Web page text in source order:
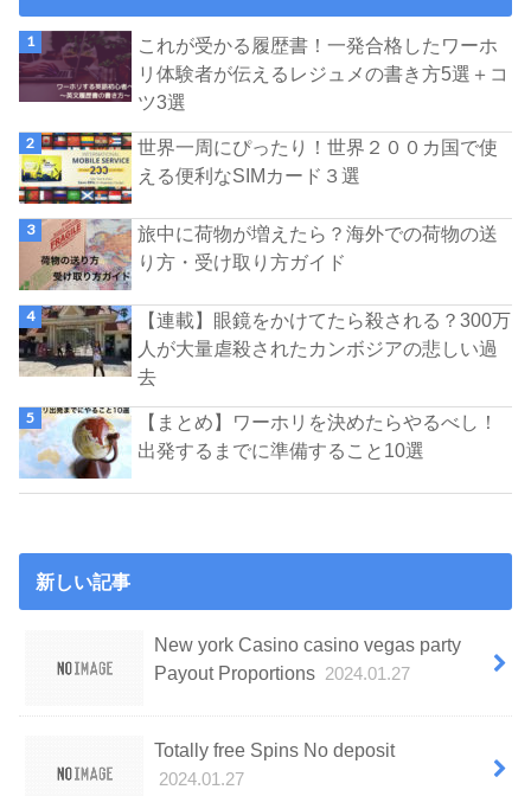
これが受かる履歴書！一発合格したワーホ
リ体験者が伝えるレジュメの書き方5選＋コ
ツ3選
世界一周にぴったり！世界２００カ国で使
える便利なSIMカード３選
旅中に荷物が増えたら？海外での荷物の送
り方・受け取り方ガイド
【連載】眼鏡をかけてたら殺される？300万
人が大量虐殺されたカンボジアの悲しい過
去
【まとめ】ワーホリを決めたらやるべし！
出発するまでに準備すること10選
新しい記事
New york Casino casino vegas party
Payout Proportions 2024.01.27
Totally free Spins No deposit
2024.01.27